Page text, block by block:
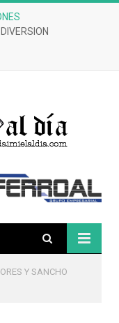
Y SANCHO